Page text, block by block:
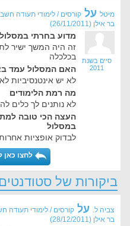
מיטל על קורסים / לימודי תעודה
בר אילן (26/11/2011)
סיים בשנת
2011
מדוע בחרתי
זה היה המשך ישיר
בכלכלה
האם המסלול עמד
לא יש אינטנסיביות לא
מה רמת הלימודים
לא נותנים לך כלים
העצה הכי טובה
במסלול
לבדוק אופציות
לחצו
ביקורות של סטודנטים
צביה ל. על קורסים / לימודי תעודה
בר אילן (
28/12/2011
)